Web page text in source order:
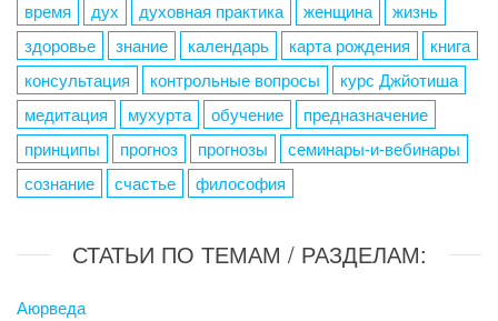
время
дух духовная практика женщина
жизнь
здоровье
знание календарь карта рождения
книга
консультация
контрольные вопросы
курс Джйотиша
медитация
мухурта обучение
предназначение
принципы
прогноз прогнозы
семинары-и-вебинары
сознание
счастье философия
СТАТЬИ ПО ТЕМАМ / РАЗДЕЛАМ:
Аюрведа